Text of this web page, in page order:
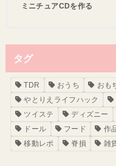
ミニチュアCDを作る
タグ
TDR おうち おも
やとりえライフハック
ツイステ
ディズニー
ドール
フード 作
移動レポ
脊損 雑